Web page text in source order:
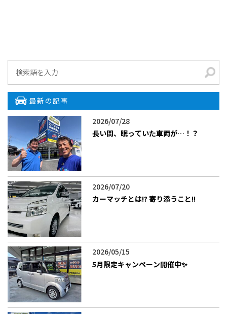
最新の記事
2026/07/28
長い間、眠っていた車両が…！？
2026/07/20
カーマッチとは!? 寄り添うこと!!
2026/05/15
5月限定キャンペーン開催中✨